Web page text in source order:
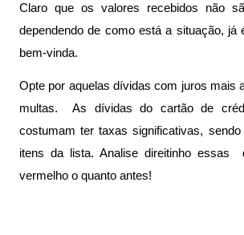
Claro que os valores recebidos não
dependendo de como está a situação, já
bem-vinda.
Opte por aquelas dívidas com juros mais
multas.  As dívidas do cartão de
costumam ter taxas significativas,
itens da lista. Analise direitinho essas
vermelho o quanto antes!